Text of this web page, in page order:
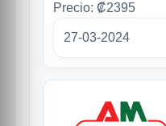
Precio: ₡2395
27-03-2024